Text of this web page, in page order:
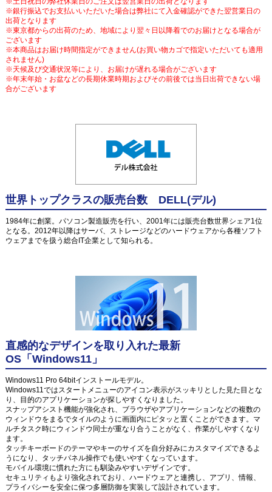
※銀行振込でお支払いいただいた場合は弊社にて入金確認ができた翌営業日の
出荷となります
※東京都からの出荷のため、地域により翌々日以降着でのお届けとなる場合が
ございます
※本商品はお届け時間指定ができません(お買い物カゴで指定いただいても適用
されません)
※天候及び交通状況等により、お届けが遅れる場合がございます
※年末年始・お盆などの長期休業時期およびその前後では当日出荷できない場
合がございます
世界トップクラスの販売台数 DELL(デル)
1984年に創業。パソコン製造販売を行い、2001年には販売台数世界シェア1位
となる。2012年以降はサーバ、ストレージなどのハードウェアから各種ソフト
ウェアまでを扱う総合IT企業として知られる。
直感的なデザインを取り入れた最新
OS「Windows11」
Windows11 Pro 64bitインストールモデル。
Windows11ではスタートメニューのアイコン表示がスッキリとした見た目とな
り、目的のアプリケーションが探しやすくなりました。
スナップアシスト機能が強化され、ブラウザやアプリケーションなどの複数の
ウィンドウをまるでタイルのように画面内にピタッと置くことができます。マ
ルチタスク時にウィンドウ同士が重なり合うことがなく、作業がしやすくなり
ます。
タッチキーボードのテーマやキーのサイズを自分好みにカスタマイズできるよ
うになり、タッチパネル操作でも使いやすくなっています。
モバイル環境に慣れた方にも馴染みやすいデザインです。
セキュリティもより強化されており、ハードウェアと連携し、アプリ、情報、
プライバシーを安全に保つ多層防御を実装して設計されています。